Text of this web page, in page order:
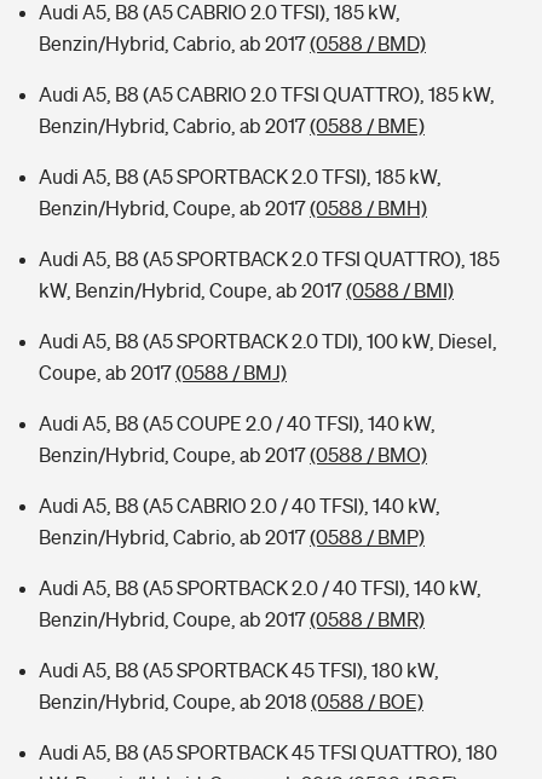
Audi A5, B8 (A5 CABRIO 2.0 TFSI), 185 kW,
Benzin/Hybrid, Cabrio, ab 2017(0588 / BMD)
Audi A5, B8 (A5 CABRIO 2.0 TFSI QUATTRO), 185 kW,
Benzin/Hybrid, Cabrio, ab 2017(0588 / BME)
Audi A5, B8 (A5 SPORTBACK 2.0 TFSI), 185 kW,
Benzin/Hybrid, Coupe, ab 2017(0588 / BMH)
Audi A5, B8 (A5 SPORTBACK 2.0 TFSI QUATTRO), 185
kW, Benzin/Hybrid, Coupe, ab 2017(0588 / BMI)
Audi A5, B8 (A5 SPORTBACK 2.0 TDI), 100 kW, Diesel,
Coupe, ab 2017(0588 / BMJ)
Audi A5, B8 (A5 COUPE 2.0 / 40 TFSI), 140 kW,
Benzin/Hybrid, Coupe, ab 2017(0588 / BMO)
Audi A5, B8 (A5 CABRIO 2.0 / 40 TFSI), 140 kW,
Benzin/Hybrid, Cabrio, ab 2017(0588 / BMP)
Audi A5, B8 (A5 SPORTBACK 2.0 / 40 TFSI), 140 kW,
Benzin/Hybrid, Coupe, ab 2017(0588 / BMR)
Audi A5, B8 (A5 SPORTBACK 45 TFSI), 180 kW,
Benzin/Hybrid, Coupe, ab 2018 (0588 / BOE)
Audi A5, B8 (A5 SPORTBACK 45 TFSI QUATTRO), 180